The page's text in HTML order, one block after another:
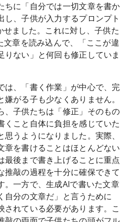
に「自分では一切文章を書か
し、子供が入力するプロンプト
せました。これに対し、子供た
文章を読み込んで、「ここが違
りない」と何回も修正していま
、「書く作業」が中心で、完
がる子も少なくありません。
、子供たちは「修正」そのもの
くこと自体に負担を感じていた
うようになりました。実際、
章を書けることはほとんどない
最後まで書き上げることに重点
推敲の過程を十分に確保できて
。一方で、生成AIで書いた文章
自分の文章だ」と言うために
されている必要があります。こ